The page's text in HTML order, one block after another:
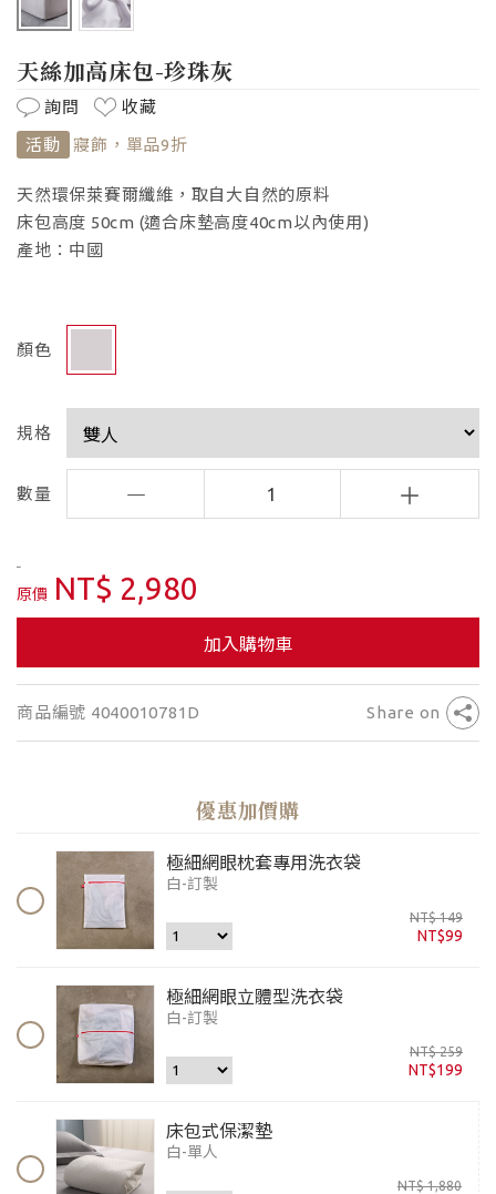
天絲加高床包-珍珠灰
詢問
收藏
活動
寢飾，單品9折
天然環保萊賽爾纖維，取自大自然的原料
床包高度 50cm (適合床墊高度40cm以內使用)
產地：中國
顏色
規格
數量 1
原價 NT$ 2,980
加入購物車
商品編號 4040010781D Share on
優惠加價購
極細網眼枕套專用洗衣袋
白-訂製
NT$99
NT$ 149
極細網眼立體型洗衣袋
白-訂製
NT$199
NT$ 259
床包式保潔墊
白-單人
NT$ 1,880